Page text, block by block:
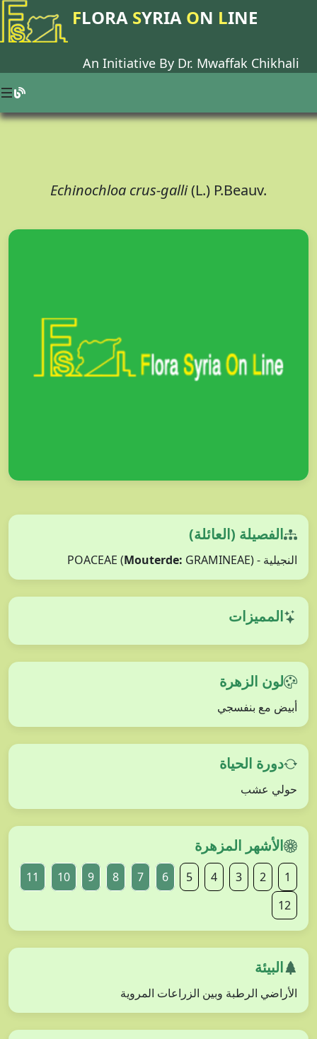
FLORA SYRIA ON LINE
An Initiative By Dr. Mwaffak Chikhali
Echinochloa crus-galli(L.) P.Beauv.
الفصيلة (العائلة)
النجيلية - POACEAE ( Mouterde: GRAMINEAE)
المميزات
لون الزهرة
أبيض مع بنفسجي
دورة الحياة
حولي عشب
الأشهر المزهرة
1
2
3
4
5
6
7
8
9
10
11
12
البيئة
الأراضي الرطبة وبين الزراعات المروية